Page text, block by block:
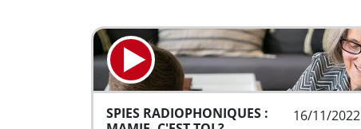
16/11/2022
SPIES RADIOPHONIQUES :